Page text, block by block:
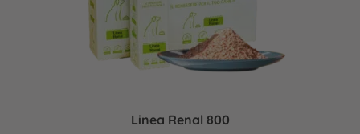
Linea Renal 800